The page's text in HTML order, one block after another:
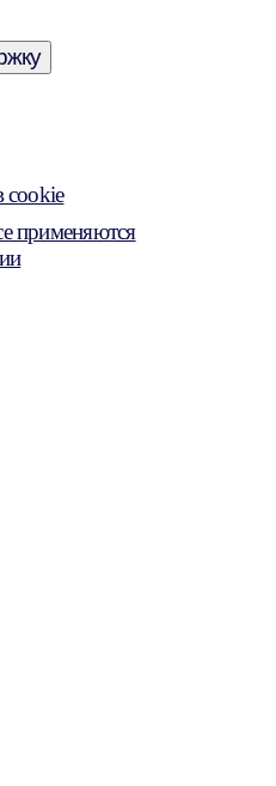
cookie
применяются